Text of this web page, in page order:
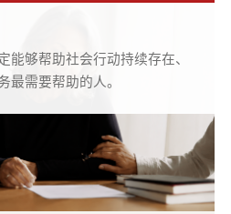
能够帮助社会行动持续存在、
最需要帮助的人。